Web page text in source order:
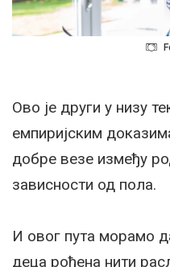
Ово је други у низу
емпиријским
добре везе између
зависности од пола.
И овог пута морамо
деца рођена нити